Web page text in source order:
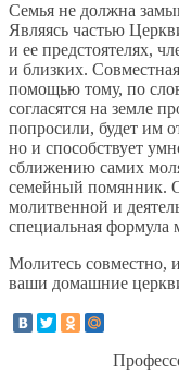
Семья не должна
Являясь частью
и ее предстоятелях,
и близких.
помощью тому, по
согласятся на земле
попросили, будет им
но и способствует
сближению самих
семейный помянник.
молитвенной и
специальная
Молитесь совместно,
ваши домашние